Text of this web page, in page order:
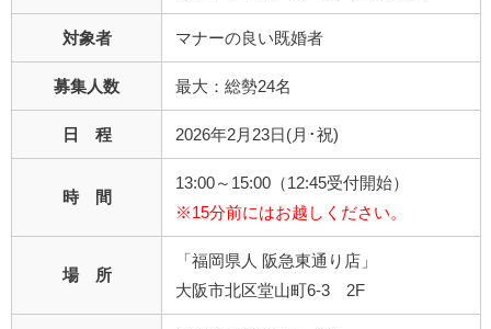
対象者 マナーの良い既婚者
募集人数 最大：総勢24名
日 程 2026年2月23日(月･祝)
時 間
13:00～15:00（12:45受付開始）
※15分前にはお越しください。
場 所
「福岡県人 阪急東通り店」
大阪市北区堂山町6-3 2F